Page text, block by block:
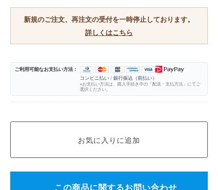
新規のご注文、再注文の受付を一時停止しております。
詳しくはこちら
ご利用可能なお支払い方法 :
コンビニ払い / 銀行振込（前払い）
※お支払い方法は、購入手続き中の「配送・支払方法」にてご
選択ください。
この商品に関するお問い合わせ